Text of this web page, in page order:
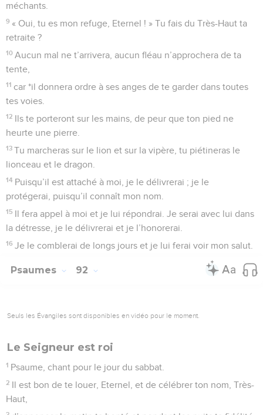
méchants.
9 « Oui, tu es mon refuge, Eternel ! » Tu fais du Très-Haut ta
retraite ?
10 Aucun mal ne t’arrivera, aucun fléau n’approchera de ta
tente,
11 car *il donnera ordre à ses anges de te garder dans toutes
tes voies.
12 Ils te porteront sur les mains, de peur que ton pied ne
heurte une pierre.
13 Tu marcheras sur le lion et sur la vipère, tu piétineras le
lionceau et le dragon.
14 Puisqu’il est attaché à moi, je le délivrerai ; je le
protégerai, puisqu’il connaît mon nom.
15 Il fera appel à moi et je lui répondrai. Je serai avec lui dans
la détresse, je le délivrerai et je l’honorerai.
16 Je le comblerai de longs jours et je lui ferai voir mon salut.
Psaumes 92
Seuls les Évangiles sont disponibles en vidéo pour le moment.
Le Seigneur est roi
1 Psaume, chant pour le jour du sabbat.
2 Il est bon de te louer, Eternel, et de célébrer ton nom, Très-
Haut,